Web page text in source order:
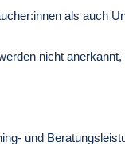
als auch
nicht
und